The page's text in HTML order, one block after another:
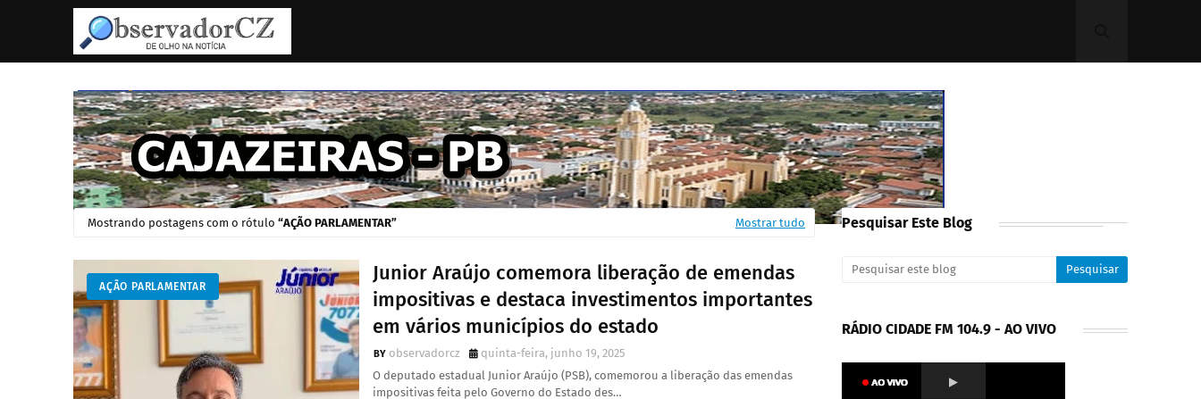
Mostrando postagens com o rótulo AÇÃO PARLAMENTAR Mostrar tudo
AÇÃO PARLAMENTAR
Junior Araújo comemora liberação de emendas
impositivas e destaca investimentos importantes
em vários municípios do estado
observadorcz
quinta-feira, junho 19, 2025
O deputado estadual Junior Araújo (PSB), comemorou a liberação das emendas
impositivas feita pelo Governo do Estado des…
Pesquisar Este Blog
RÁDIO CIDADE FM 104.9 - AO VIVO